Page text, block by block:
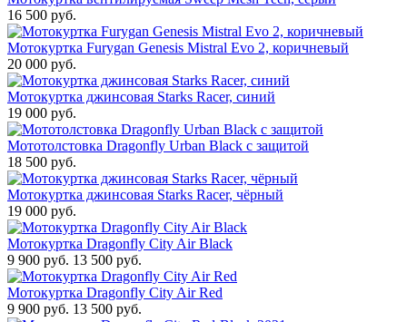
16 500 руб.
Мотокуртка Furygan Genesis Mistral Evo 2, коричневый
20 000 руб.
Мотокуртка джинсовая Starks Racer, синий
19 000 руб.
Мототолстовка Dragonfly Urban Black с защитой
18 500 руб.
Мотокуртка джинсовая Starks Racer, чёрный
19 000 руб.
Мотокуртка Dragonfly City Air Black
9 900 руб. 13 500 руб.
Мотокуртка Dragonfly City Air Red
9 900 руб. 13 500 руб.